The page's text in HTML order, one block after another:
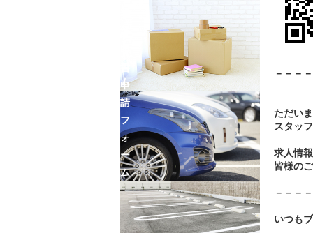
－－－
ただい
スタッ
求人情
皆様の
－－－
いつも
ム
申
請
フ
ォ
ー
ム